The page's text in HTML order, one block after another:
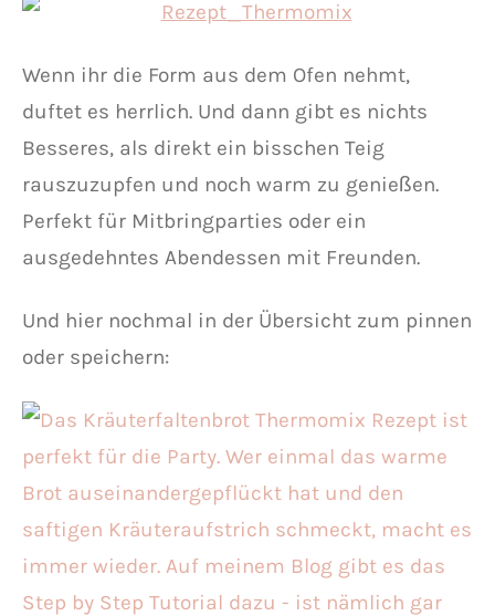
Wenn ihr die Form aus dem Ofen nehmt,
duftet es herrlich. Und dann gibt es nichts
Besseres, als direkt ein bisschen Teig
rauszuzupfen und noch warm zu genießen.
Perfekt für Mitbringparties oder ein
ausgedehntes Abendessen mit Freunden.
Und hier nochmal in der Übersicht zum pinnen
oder speichern: